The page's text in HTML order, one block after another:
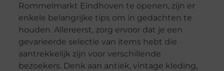
Rommelmarkt Eindhoven te openen, zijn er
enkele belangrijke tips om in gedachten te
houden. Allereerst, zorg ervoor dat je een
gevarieerde selectie van items hebt die
aantrekkelijk zijn voor verschillende
bezoekers. Denk aan antiek, vintage kleding,